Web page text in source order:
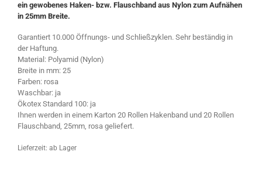
ein gewobenes Haken- bzw. Flauschband aus Nylon zum Aufnähen
in 25mm Breite.
Garantiert 10.000 Öffnungs- und Schließzyklen. Sehr beständig in
der Haftung.
Material: Polyamid (Nylon)
Breite in mm: 25
Farben: rosa
Waschbar: ja
Ökotex Standard 100: ja
Ihnen werden in einem Karton 20 Rollen Hakenband und 20 Rollen
Flauschband, 25mm, rosa geliefert.
Lieferzeit: ab Lager